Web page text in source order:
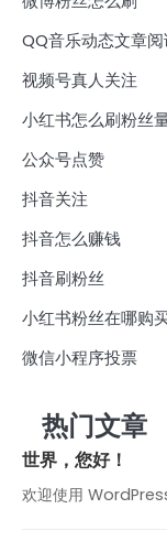
QQ音乐动态文章
视频号真人关注
小红书怎么刷粉丝
公众号点赞
抖音关注
抖音怎么赚钱
抖音刷粉丝
小红书粉丝在哪购
微信小程序投票
热门文章
世界，您好！
欢迎使用